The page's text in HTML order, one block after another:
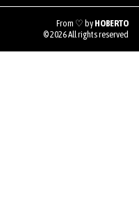
From ♡ by HOBERTO
© 2026 All rights reserved